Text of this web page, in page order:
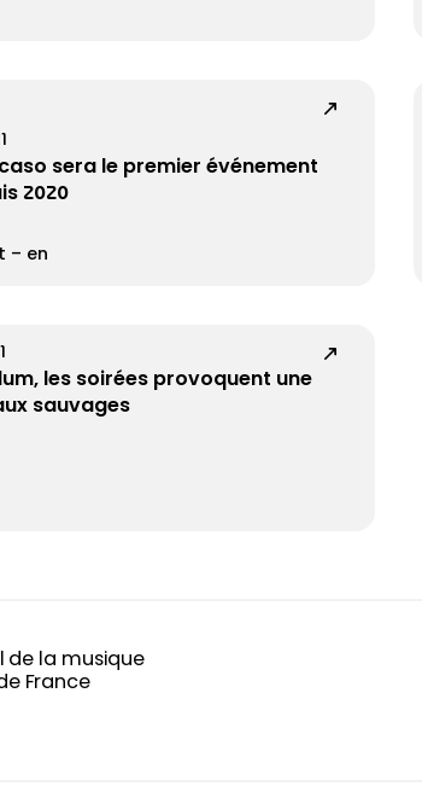
sera le premier événement
2020
– en
les soirées provoquent une
sauvages
de la musique
France